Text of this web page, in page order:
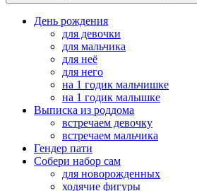
День рождения
для девочки
для мальчика
для неё
для него
на 1 годик мальчишке
на 1 годик малышке
Выписка из роддома
встречаем девочку
встречаем мальчика
Гендер пати
Собери набор сам
для новорожденных
ходячие фигуры